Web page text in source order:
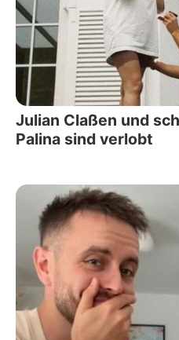
Julian Claßen und
Palina sind verlobt